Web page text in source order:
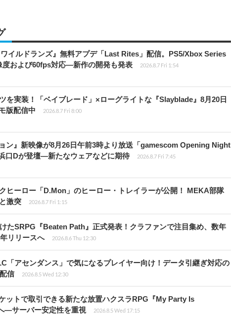
ワイルドランズ』無料アプデ「Last Rites」配信。PS5/Xbox Series
度および60fps対応―新作の開発も発表
2026.8.7 Fri 1:54
を実装！「ベイブレード」×ローグライトな『Slayblade』8月20日
版配信中
2026.8.7 Fri 8:00
ョン』新映像が8月26日午前3時より放送「gamescom Opening Night
口Dが登壇―新たなウェアなどに期待
2026.8.7 Fri 7:45
ヒーロー「D.Mon」のヒーロー・トレイラーが公開！ MEKA部隊
激突
2026.8.7 Fri 1:15
たSRPG『Beaten Path』正式発表！クラファンで注目集め、数年
リリースへ
2026.8.6 Thu 12:30
「アセンダンス」で気になるプレイヤー向け！データ引継ぎ対応の
信
2026.8.5 Wed 12:30
ットで取引できる新たな放置ハクスラRPG『My Party Is
―サーバー安定性を重視
2026.8.5 Wed 17:15